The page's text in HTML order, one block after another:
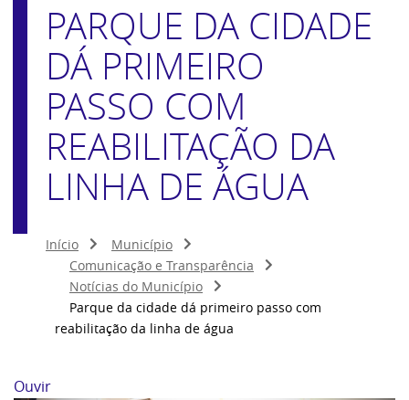
PARQUE DA CIDADE
DÁ PRIMEIRO
PASSO COM
REABILITAÇÃO DA
LINHA DE ÁGUA
Início
Município
Comunicação e Transparência
Notícias do Município
Parque da cidade dá primeiro passo com
reabilitação da linha de água
Ouvir